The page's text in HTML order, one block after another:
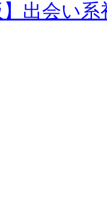
】出会い